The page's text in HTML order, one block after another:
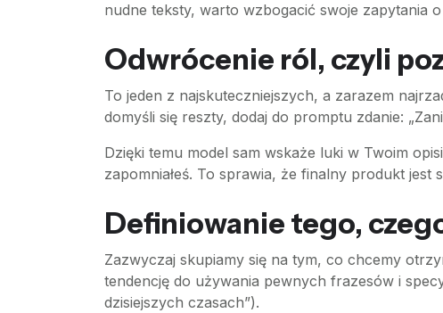
nudne teksty, warto wzbogacić swoje zapytania
Odwrócenie ról, czyli
To jeden z najskuteczniejszych, a zarazem
domyśli się reszty, dodaj do promptu zdanie:
Dzięki temu model sam wskaże luki w Twoim
zapomniałeś. To sprawia, że finalny produkt
Definiowanie tego,
Zazwyczaj skupiamy się na tym, co chcemy
tendencję do używania pewnych frazesów i
dzisiejszych czasach”).